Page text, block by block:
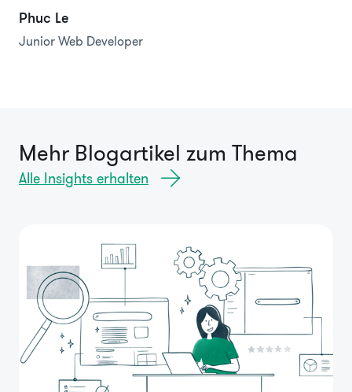
Phuc Le
Junior Web Developer
Mehr Blogartikel zum Thema
Alle Insights erhalten